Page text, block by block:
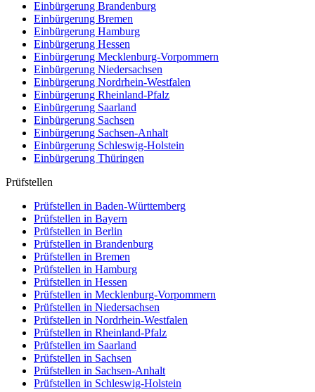
Einbürgerung Brandenburg
Einbürgerung Bremen
Einbürgerung Hamburg
Einbürgerung Hessen
Einbürgerung Mecklenburg-Vorpommern
Einbürgerung Niedersachsen
Einbürgerung Nordrhein-Westfalen
Einbürgerung Rheinland-Pfalz
Einbürgerung Saarland
Einbürgerung Sachsen
Einbürgerung Sachsen-Anhalt
Einbürgerung Schleswig-Holstein
Einbürgerung Thüringen
Prüfstellen
Prüfstellen in Baden-Württemberg
Prüfstellen in Bayern
Prüfstellen in Berlin
Prüfstellen in Brandenburg
Prüfstellen in Bremen
Prüfstellen in Hamburg
Prüfstellen in Hessen
Prüfstellen in Mecklenburg-Vorpommern
Prüfstellen in Niedersachsen
Prüfstellen in Nordrhein-Westfalen
Prüfstellen in Rheinland-Pfalz
Prüfstellen im Saarland
Prüfstellen in Sachsen
Prüfstellen in Sachsen-Anhalt
Prüfstellen in Schleswig-Holstein